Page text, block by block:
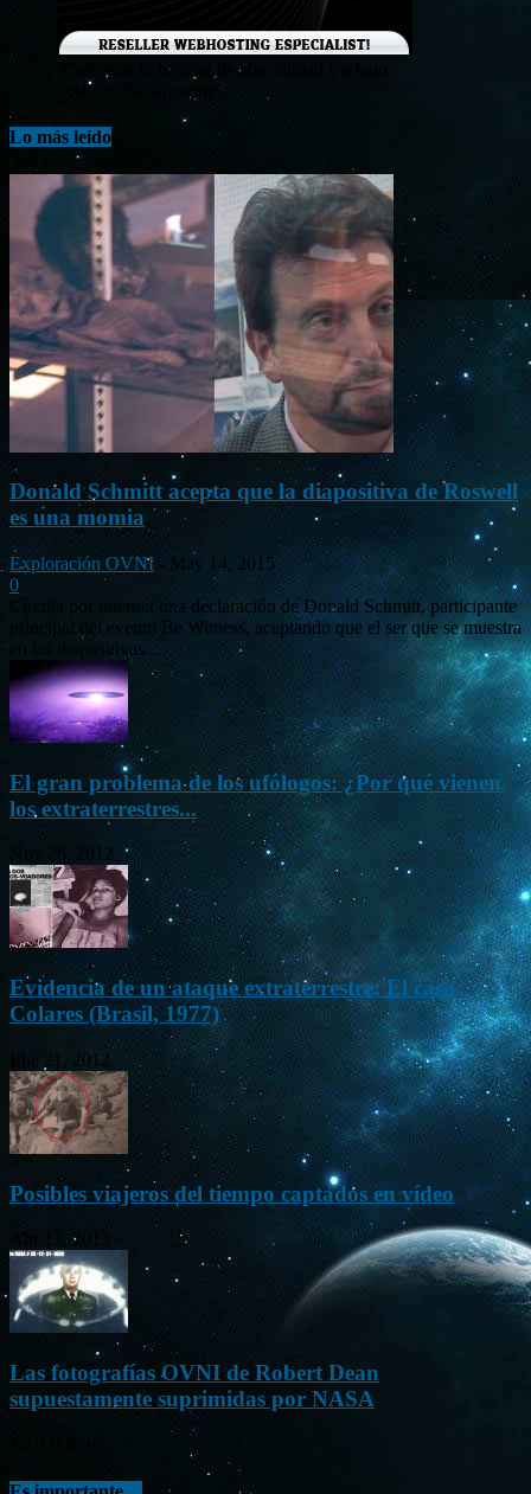
¡Consigue tu hosting de alta calidad y a bajo
costo en Banahosting!
Lo más leído
Donald Schmitt acepta que la diapositiva de Roswell
es una momia
Exploración OVNI - May 14, 2015
0
Circula por internet una declaración de Donald Schmitt, participante
principal del evento Be Witness, aceptando que el ser que se muestra
en las diapositivas...
El gran problema de los ufólogos: ¿Por qué vienen
los extraterrestres...
Nov 26, 2012
Evidencia de un ataque extraterrestre: El caso
Colares (Brasil, 1977)
Ene 21, 2012
Posibles viajeros del tiempo captados en vídeo
Abr 13, 2013
Las fotografías OVNI de Robert Dean
supuestamente suprimidas por NASA